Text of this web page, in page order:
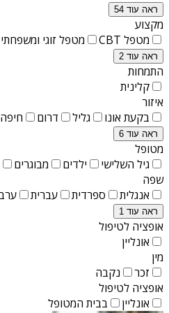
ראה עוד 54
מקצוע
מטפל CBT
מטפל זוגי ומשפחתי
ראה עוד 2
התמחות
קלינית
איזור
בקעת אונו
גליל דרום
ראה עוד 6
מטופל
גיל השלישי
ילדים מבוגרים
שפה
אנגלית
ספרדית עברית
ראה עוד 1
אופציה לטיפול
אונליין
מין
זכר
נקבה
אופציה לטיפול
אונליין
בבית המטופל